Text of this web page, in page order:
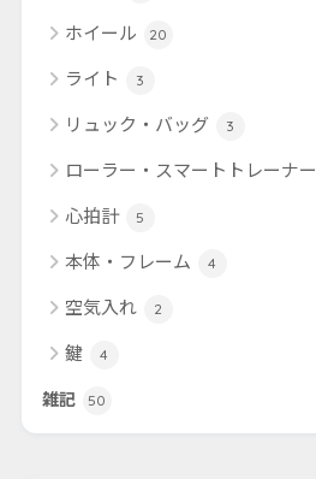
ホイール 20
ライト 3
リュック・バッグ 3
ローラー・スマートトレーナー
心拍計 5
本体・フレーム 4
空気入れ 2
鍵 4
雑記 50